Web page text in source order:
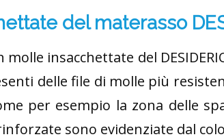
del materasso
insacchettate del
delle file di molle più
per esempio la zona delle
sono evidenziate dal